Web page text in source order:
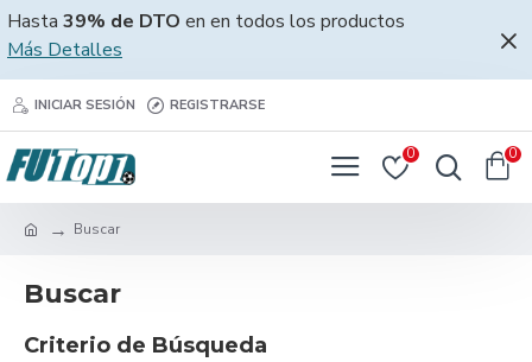
Hasta 39% de DTO en en todos los productos
Más Detalles
INICIAR SESIÓN REGISTRARSE
0 0
Buscar
Buscar
Criterio de Búsqueda